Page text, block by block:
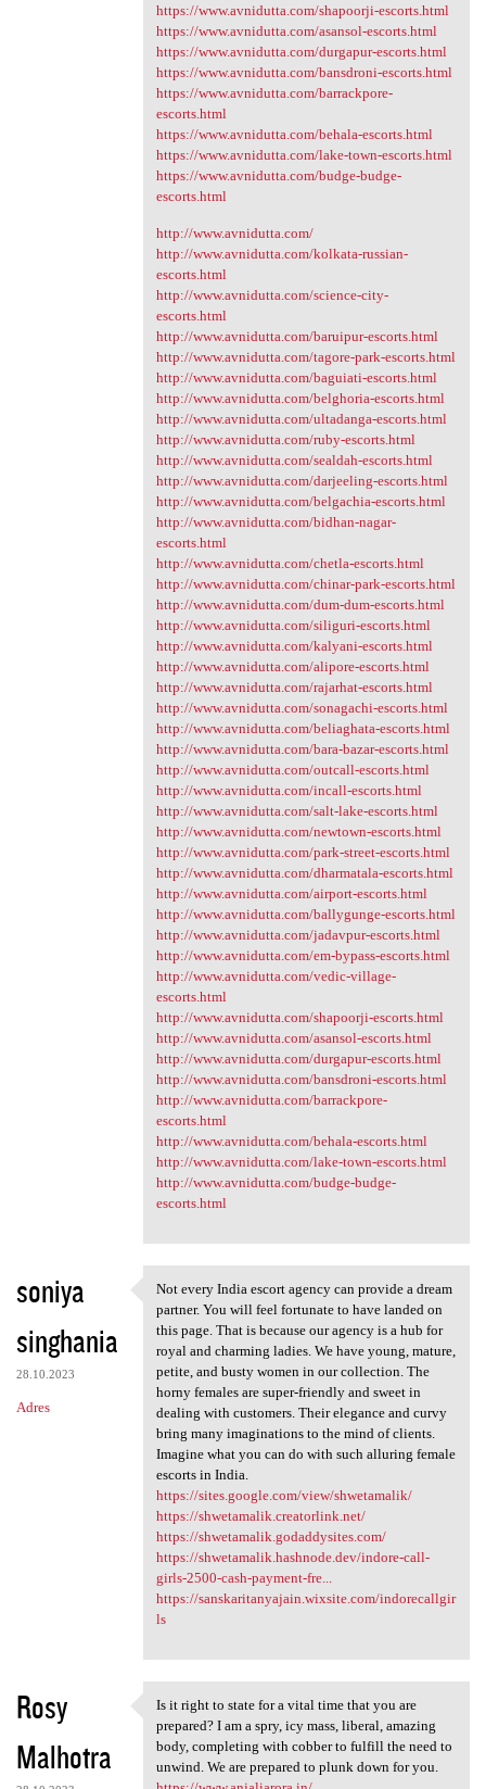
https://www.avnidutta.com/shapoorji-escorts.html
https://www.avnidutta.com/asansol-escorts.html
https://www.avnidutta.com/durgapur-escorts.html
https://www.avnidutta.com/bansdroni-escorts.html
https://www.avnidutta.com/barrackpore-
escorts.html
https://www.avnidutta.com/behala-escorts.html
https://www.avnidutta.com/lake-town-escorts.html
https://www.avnidutta.com/budge-budge-
escorts.html
http://www.avnidutta.com/
http://www.avnidutta.com/kolkata-russian-
escorts.html
http://www.avnidutta.com/science-city-
escorts.html
http://www.avnidutta.com/baruipur-escorts.html
http://www.avnidutta.com/tagore-park-escorts.html
http://www.avnidutta.com/baguiati-escorts.html
http://www.avnidutta.com/belghoria-escorts.html
http://www.avnidutta.com/ultadanga-escorts.html
http://www.avnidutta.com/ruby-escorts.html
http://www.avnidutta.com/sealdah-escorts.html
http://www.avnidutta.com/darjeeling-escorts.html
http://www.avnidutta.com/belgachia-escorts.html
http://www.avnidutta.com/bidhan-nagar-
escorts.html
http://www.avnidutta.com/chetla-escorts.html
http://www.avnidutta.com/chinar-park-escorts.html
http://www.avnidutta.com/dum-dum-escorts.html
http://www.avnidutta.com/siliguri-escorts.html
http://www.avnidutta.com/kalyani-escorts.html
http://www.avnidutta.com/alipore-escorts.html
http://www.avnidutta.com/rajarhat-escorts.html
http://www.avnidutta.com/sonagachi-escorts.html
http://www.avnidutta.com/beliaghata-escorts.html
http://www.avnidutta.com/bara-bazar-escorts.html
http://www.avnidutta.com/outcall-escorts.html
http://www.avnidutta.com/incall-escorts.html
http://www.avnidutta.com/salt-lake-escorts.html
http://www.avnidutta.com/newtown-escorts.html
http://www.avnidutta.com/park-street-escorts.html
http://www.avnidutta.com/dharmatala-escorts.html
http://www.avnidutta.com/airport-escorts.html
http://www.avnidutta.com/ballygunge-escorts.html
http://www.avnidutta.com/jadavpur-escorts.html
http://www.avnidutta.com/em-bypass-escorts.html
http://www.avnidutta.com/vedic-village-
escorts.html
http://www.avnidutta.com/shapoorji-escorts.html
http://www.avnidutta.com/asansol-escorts.html
http://www.avnidutta.com/durgapur-escorts.html
http://www.avnidutta.com/bansdroni-escorts.html
http://www.avnidutta.com/barrackpore-
escorts.html
http://www.avnidutta.com/behala-escorts.html
http://www.avnidutta.com/lake-town-escorts.html
http://www.avnidutta.com/budge-budge-
escorts.html
soniya
singhania
28.10.2023
Adres
Not every India escort agency
Not every India escort agency can provide a dream
partner. You will feel fortunate to have landed on
this page. That is because our agency is a hub for
royal and charming ladies. We have young, mature,
petite, and busty women in our collection. The
horny females are super-friendly and sweet in
dealing with customers. Their elegance and curvy
bring many imaginations to the mind of clients.
Imagine what you can do with such alluring female
escorts in India.
https://sites.google.com/view/shwetamalik/
https://shwetamalik.creatorlink.net/
https://shwetamalik.godaddysites.com/
https://shwetamalik.hashnode.dev/indore-call-
girls-2500-cash-payment-fre...
https://sanskaritanyajain.wixsite.com/indorecallgir
ls
Rosy
Malhotra
Is it right to state for a
Is it right to state for a vital time that you are
prepared? I am a spry, icy mass, liberal, amazing
body, completing with cobber to fulfill the need to
unwind. We are prepared to plunk down for you.